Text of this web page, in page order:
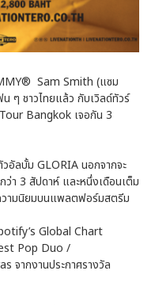
Sam Smith (แซม
ๆ ชาวไทยแล้ว กับเวิลด์ทัวร์
Bangkok เจอกัน 3
อัลบั้ม GLORIA นอกจากจะ
า 3 สัปดาห์ และหนึ่งเดือนเต็ม
ามนิยมบนแพลตฟอร์มสตรีม
Global Chart
Pop Duo /
จากงานประกาศรางวัล